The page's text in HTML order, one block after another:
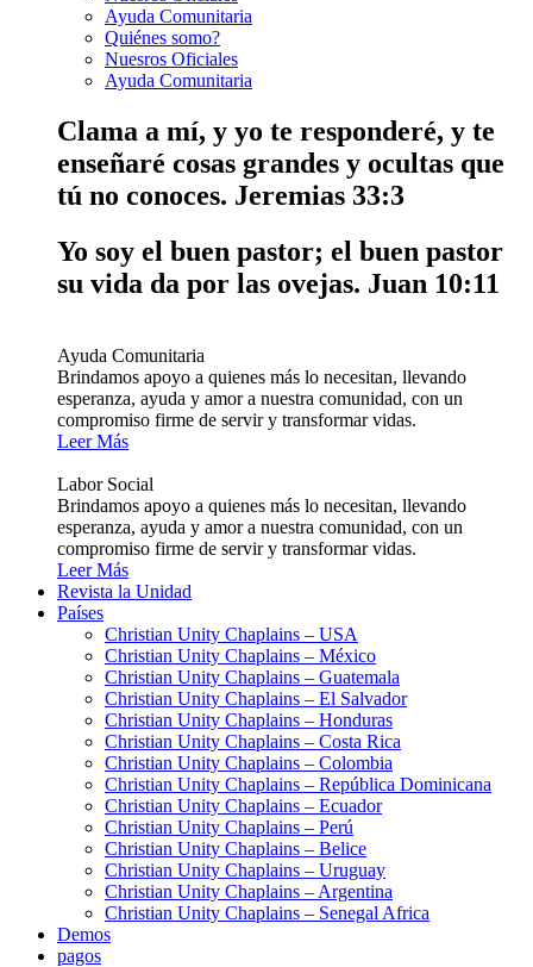
Ayuda Comunitaria
Quiénes somo?
Nuesros Oficiales
Ayuda Comunitaria
Clama a mí, y yo te responderé, y te
enseñaré cosas grandes y ocultas que
tú no conoces. Jeremias 33:3
Yo soy el buen pastor; el buen pastor
su vida da por las ovejas. Juan 10:11
Ayuda Comunitaria
Brindamos apoyo a quienes más lo necesitan, llevando
esperanza, ayuda y amor a nuestra comunidad, con un
compromiso firme de servir y transformar vidas.
Leer Más
Labor Social
Brindamos apoyo a quienes más lo necesitan, llevando
esperanza, ayuda y amor a nuestra comunidad, con un
compromiso firme de servir y transformar vidas.
Leer Más
Revista la Unidad
Países
Christian Unity Chaplains – USA
Christian Unity Chaplains – México
Christian Unity Chaplains – Guatemala
Christian Unity Chaplains – El Salvador
Christian Unity Chaplains – Honduras
Christian Unity Chaplains – Costa Rica
Christian Unity Chaplains – Colombia
Christian Unity Chaplains – República Dominicana
Christian Unity Chaplains – Ecuador
Christian Unity Chaplains – Perú
Christian Unity Chaplains – Belice
Christian Unity Chaplains – Uruguay
Christian Unity Chaplains – Argentina
Christian Unity Chaplains – Senegal Africa
Demos
pagos